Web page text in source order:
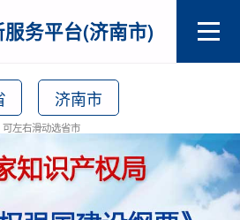
务平台(济南市)
济南市
可左右滑动选省市